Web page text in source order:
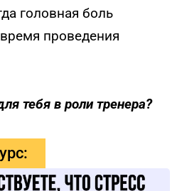
головная боль
проведения
тебя в роли тренера?